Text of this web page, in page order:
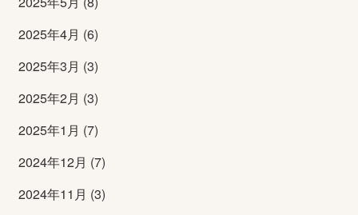
2025年4月 (6)
2025年3月 (3)
2025年2月 (3)
2025年1月 (7)
2024年12月 (7)
2024年11月 (3)